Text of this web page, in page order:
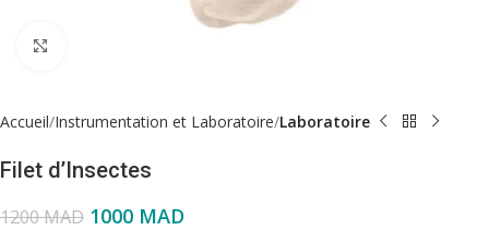
Accueil Instrumentation et Laboratoire Laboratoire
Filet d’Insectes
1200MAD 1000 MAD